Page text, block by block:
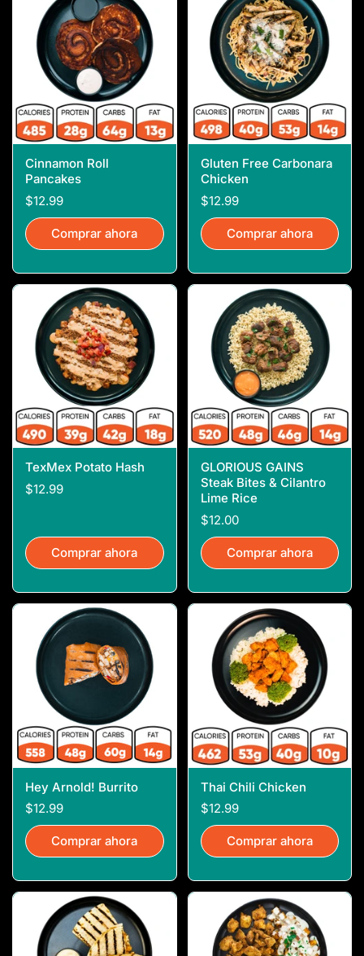
Cinnamon Roll
Pancakes
$12.99
Comprar ahora
Gluten Free Carbonara
Chicken
$12.99
Comprar ahora
TexMex Potato Hash
$12.99
Comprar ahora
GLORIOUS GAINS
Steak Bites & Cilantro
Lime Rice
$12.00
Comprar ahora
Hey Arnold! Burrito
$12.99
Comprar ahora
Thai Chili Chicken
$12.99
Comprar ahora